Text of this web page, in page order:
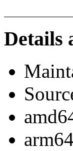
Details